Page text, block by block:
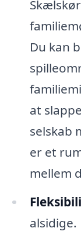
Du kan
at
selskab
er et
mellem